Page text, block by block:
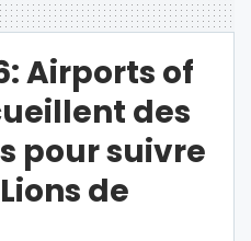
Airports of
des
pour suivre
de